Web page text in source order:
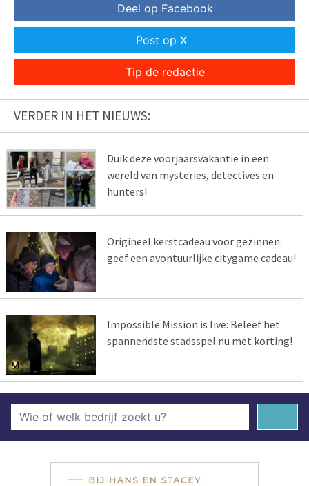
Deel op Facebook
Post op X
Tip de redactie
VERDER IN HET NIEUWS:
Duik deze voorjaarsvakantie in een
wereld van mysteries, detectives en
hunters!
Origineel kerstcadeau voor gezinnen:
geef een avontuurlijke citygame cadeau!
Impossible Mission is live: Beleef het
spannendste stadsspel nu met korting!